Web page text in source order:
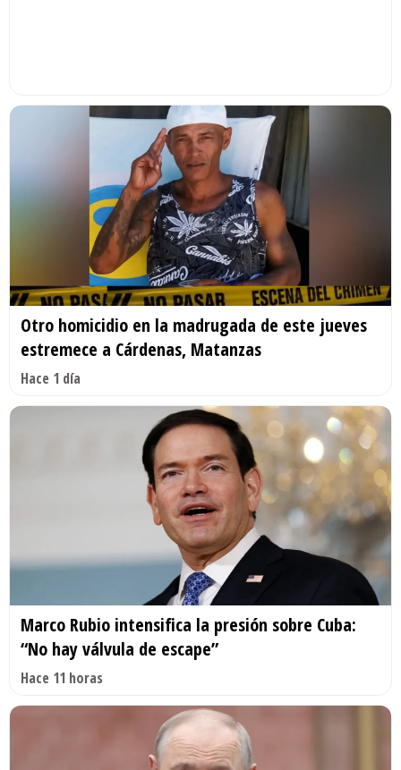
Otro homicidio en la madrugada de este jueves
estremece a Cárdenas, Matanzas
Hace 1 día
Marco Rubio intensifica la presión sobre Cuba:
“No hay válvula de escape”
Hace 11 horas